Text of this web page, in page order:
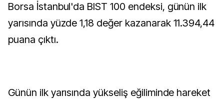
Borsa İstanbul'da BIST 100 endeksi, günün ilk
yarısında yüzde 1,18 değer kazanarak 11.394,44
puana çıktı.
Günün ilk yarısında yükseliş eğiliminde hareket